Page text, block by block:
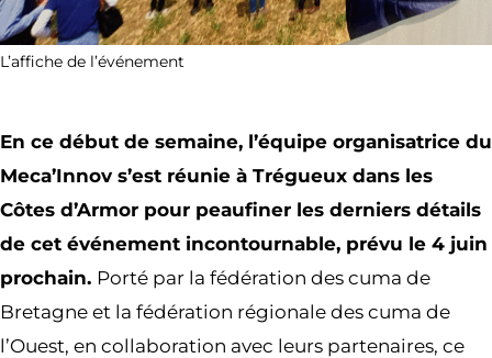
L’affiche de l’événement
En ce début de semaine, l’équipe organisatrice du
Meca’Innov s’est réunie à Trégueux dans les
Côtes d’Armor pour peaufiner les derniers détails
de cet événement incontournable, prévu le 4 juin
prochain. Porté par la fédération des cuma de
Bretagne et la fédération régionale des cuma de
l’Ouest, en collaboration avec leurs partenaires, ce